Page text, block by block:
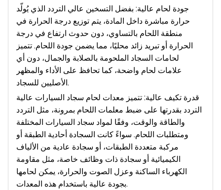
جودة لحام عالية: بفضل التسخين عالي التردد الذي يُولّد
حرارة مباشرة داخل المادة، يتم توزيع درجة الحرارة في
منطقة اللحام بالتساوي، دون حدوث ارتفاع في درجة
الحرارة أو تبريد زائد محليًا، مما يضمن جودة اللحام. تتميز
لحامات السجاد الملحومة بالصلابة والجمال، دون أي
علامات لحام واضحة، كما تحافظ على الأداء والمظهر
الأصليين للسجاد.
قدرة تكيف عالية: تتميز معدات لحام سجاد السيارات عالية
التردد بقدرتها على ضبط معلمات اللحام بمرونة، مثل التردد
والطاقة والوقت، وفقًا لمواد سجاد السيارات المختلفة
ومتطلبات اللحام. سواءً كانت السجادة أحادية الطبقة أو
مركبة متعددة الطبقات، أو سجادة عادية من الألياف
الكيميائية أو سجادة ذات وظائف خاصة، مثل مقاومة
الكهرباء الساكنة وعزل الصوت والحرارة، يمكن لحامها
بجودة عالية باستخدام هذه المعدات.